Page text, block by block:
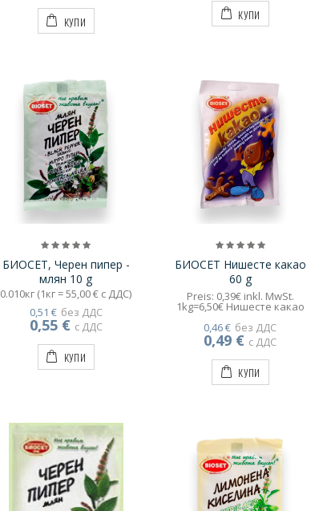
КУПИ КУПИ
БИОСЕТ, Черен пипер -
млян 10 g
0.010кг (1кг = 55,00 € с ДДС)
без ДДС
0,51 €
с ДДС
0,55 €
КУПИ
БИОСЕТ Нишесте какао
60 g
Preis: 0,39€ inkl. MwSt.
1kg=6,50€ Нишесте какао
без ДДС
0,46 €
с ДДС
0,49 €
КУПИ